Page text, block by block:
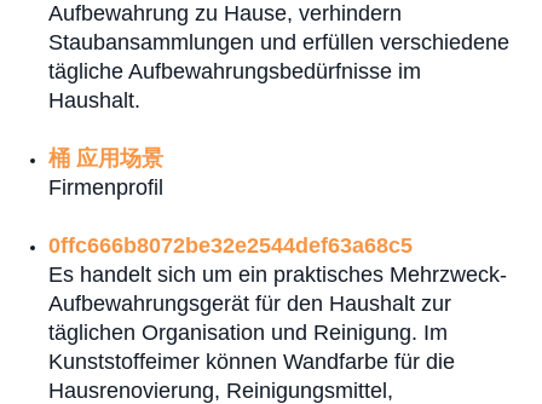
Aufbewahrung zu Hause, verhindern
Staubansammlungen und erfüllen verschiedene
tägliche Aufbewahrungsbedürfnisse im
Haushalt.
桶 应用场景
Firmenprofil
0ffc666b8072be32e2544def63a68c5
Es handelt sich um ein praktisches Mehrzweck-
Aufbewahrungsgerät für den Haushalt zur
täglichen Organisation und Reinigung. Im
Kunststoffeimer können Wandfarbe für die
Hausrenovierung, Reinigungsmittel,